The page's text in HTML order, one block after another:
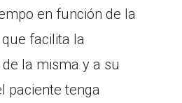
en función de la
facilita la
la misma y a su
paciente tenga